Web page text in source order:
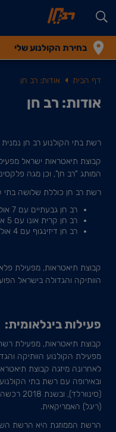
בחירת הקולנוע שלי
דף הבית אודות: רב חן
אודות: רב חן
רשת בתי הקולנוע רב חן
קבוצת תיאטראות ישראל
המותג "רב חן", וכן מגה
רשת רב חן כוללת שלושה בתי
רב חן גבעתיים עם 7 אולמות
רב חן קרית אונו עם 5 אולמות קולנוע
רב חן דיזינגוף עם 4 אולמות קולנוע
קבוצת תיאטראות, מפעילת
הוותיקה והגדולה בישראל
פעילות בינלאומית:
קבוצת תיאטראות, מפעילת
מפעילת הקולנוע הוותיקה
לאחרונה מיזגה קבוצת
(ריגל) האמריקאית.